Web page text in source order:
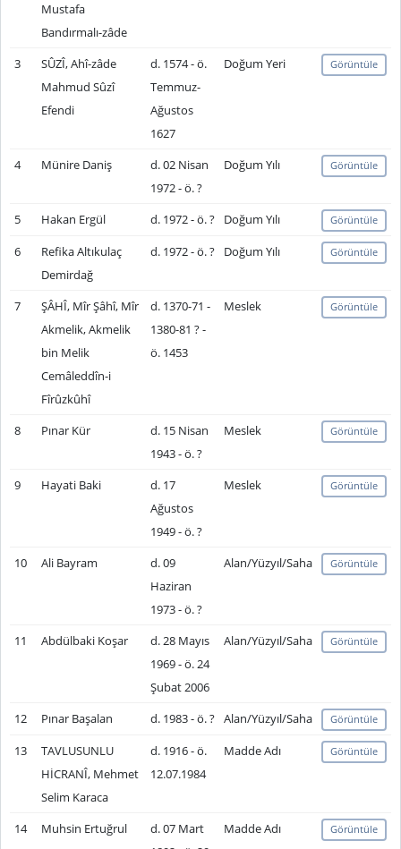
Mustafa
Bandırmalı-zâde
3
SÛZÎ, Ahî-zâde
Mahmud Sûzî
Efendi
d. 1574 - ö.
Temmuz-
Ağustos
1627
Doğum Yeri Görüntüle
4 Münire Daniş
d. 02 Nisan
1972 - ö. ?
Doğum Yılı Görüntüle
5 Hakan Ergül d. 1972 - ö. ? Doğum Yılı Görüntüle
6
Refika Altıkulaç
Demirdağ
d. 1972 - ö. ? Doğum Yılı Görüntüle
7
ŞÂHÎ, Mîr Şâhî, Mîr
Akmelik, Akmelik
bin Melik
Cemâleddîn-i
Fîrûzkûhî
d. 1370-71 -
1380-81 ? -
ö. 1453
Meslek Görüntüle
8 Pınar Kür
d. 15 Nisan
1943 - ö. ?
Meslek Görüntüle
9 Hayati Baki
d. 17
Ağustos
1949 - ö. ?
Meslek Görüntüle
10 Ali Bayram
d. 09
Haziran
1973 - ö. ?
Alan/Yüzyıl/Saha Görüntüle
11 Abdülbaki Koşar
d. 28 Mayıs
1969 - ö. 24
Şubat 2006
Alan/Yüzyıl/Saha Görüntüle
12 Pınar Başalan d. 1983 - ö. ? Alan/Yüzyıl/Saha Görüntüle
13
TAVLUSUNLU
HİCRANÎ, Mehmet
Selim Karaca
d. 1916 - ö.
12.07.1984
Madde Adı Görüntüle
14 Muhsin Ertuğrul
d. 07 Mart
Madde Adı Görüntüle